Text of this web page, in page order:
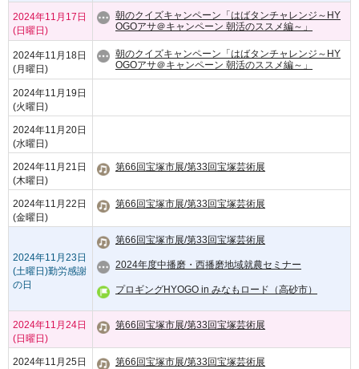
2024年11月17日
(日曜日)
朝のクイズキャンペーン「はばタンチャレンジ～HY
OGOアサ＠キャンペーン 朝活のススメ編～」
2024年11月18日
(月曜日)
朝のクイズキャンペーン「はばタンチャレンジ～HY
OGOアサ＠キャンペーン 朝活のススメ編～」
2024年11月19日
(火曜日)
2024年11月20日
(水曜日)
2024年11月21日
(木曜日)
第66回宝塚市展/第33回宝塚芸術展
2024年11月22日
(金曜日)
第66回宝塚市展/第33回宝塚芸術展
2024年11月23日
(土曜日)勤労感謝
の日
第66回宝塚市展/第33回宝塚芸術展
2024年度中播磨・西播磨地域就農セミナー
プロギングHYOGO in みなもロード（高砂市）
2024年11月24日
(日曜日)
第66回宝塚市展/第33回宝塚芸術展
2024年11月25日
第66回宝塚市展/第33回宝塚芸術展